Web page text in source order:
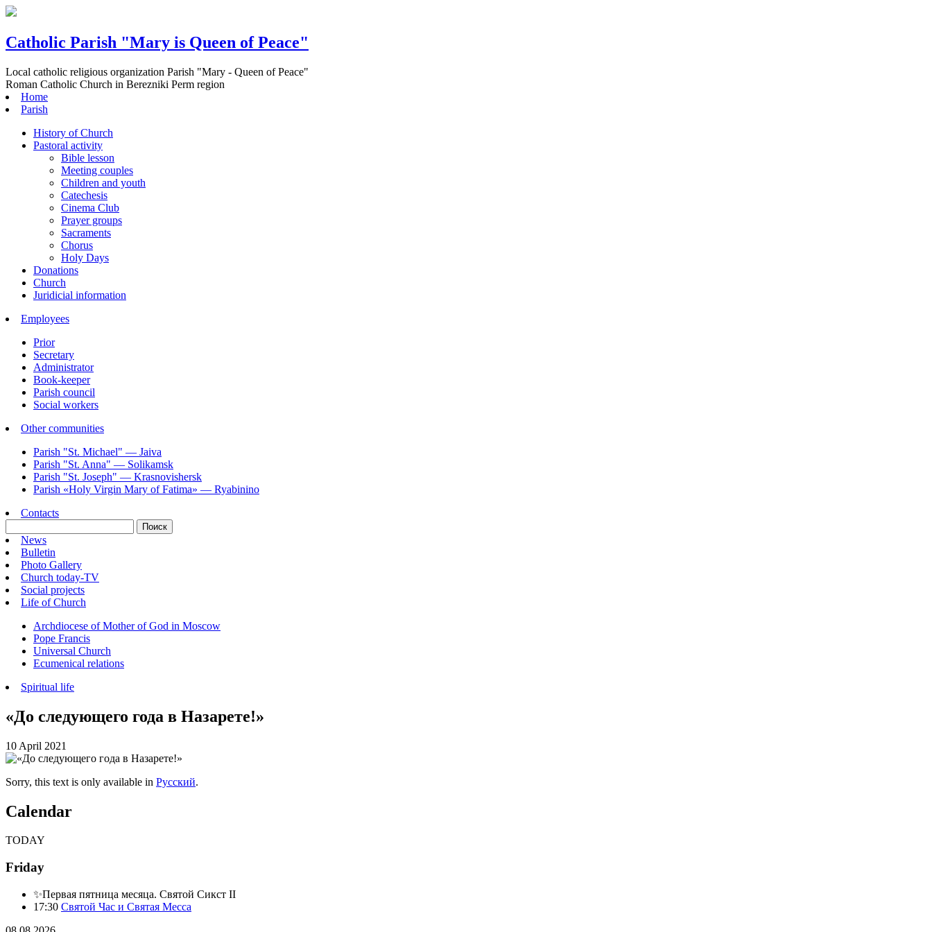
Catholic Parish "Mary is Queen of Peace"
Local catholic religious organization Parish "Mary - Queen of Peace"
Roman Catholic Church in Berezniki Perm region
Home
Parish
History of Church
Pastoral activity
Bible lesson
Meeting couples
Children and youth
Catechesis
Cinema Club
Prayer groups
Sacraments
Chorus
Holy Days
Donations
Church
Juridicial information
Employees
Prior
Secretary
Administrator
Book-keeper
Parish council
Social workers
Other communities
Parish "St. Michael" — Jaiva
Parish "St. Annа" — Solikamsk
Parish "St. Joseph" — Krasnovishersk
Parish «Holy Virgin Mary of Fatima» — Ryabinino
Contacts
News
Bulletin
Photo Gallery
Church today-TV
Social projects
Life of Church
Archdiocese of Mother of God in Moscow
Pope Francis
Universal Church
Ecumenical relations
Spiritual life
«До следующего года в Назарете!»
10 April 2021
Sorry, this text is only available in Русский.
Calendar
TODAY
Friday
✨Первая пятница месяца. Святой Сикст II
17:30 Святой Час и Святая Месса